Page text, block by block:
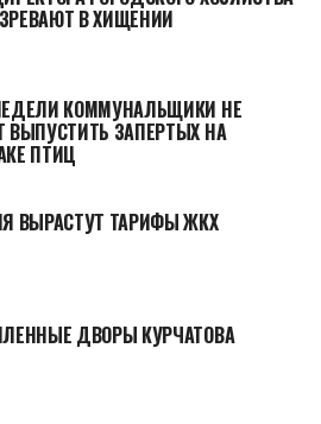
В ХИЩЕНИИ
КОММУНАЛЬЩИКИ НЕ
ВЫПУСТИТЬ ЗАПЕРТЫХ НА
ПТИЦ
ВЫРАСТУТ ТАРИФЫ ЖКХ
ДВОРЫ КУРЧАТОВА